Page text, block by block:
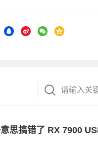
思搞错了 RX 7900